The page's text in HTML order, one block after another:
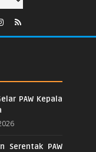
PAW Kepala
Serentak PAW